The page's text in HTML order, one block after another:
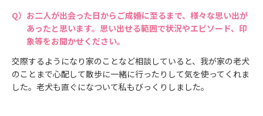
お二人が出会った日からご成婚に至るまで、様々な思い出が
あったと思います。思い出せる範囲で状況やエピソード、印
象等をお聞かせください。
交際するようになり家のことなど相談していると、我が家の老犬
のことまで心配して散歩に一緒に行ったりして気を使ってくれま
した。老犬も直ぐになついて私もびっくりしました。